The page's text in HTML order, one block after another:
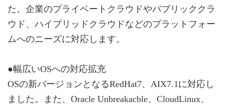
た。企業のプライベートクラウドやパブリッククラ
ウド、ハイブリッドクラウドなどのプラットフォー
ムへのニーズに対応します。
●幅広いOSへの対応拡充
OSの新バージョンとなるRedHat7、AIX7.1に対応し
ました。また、Oracle Unbreakacble、CloudLinux、